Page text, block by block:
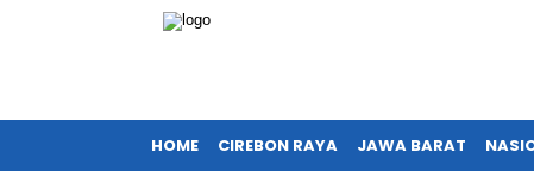
HOME CIREBON RAYA JAWA BARAT